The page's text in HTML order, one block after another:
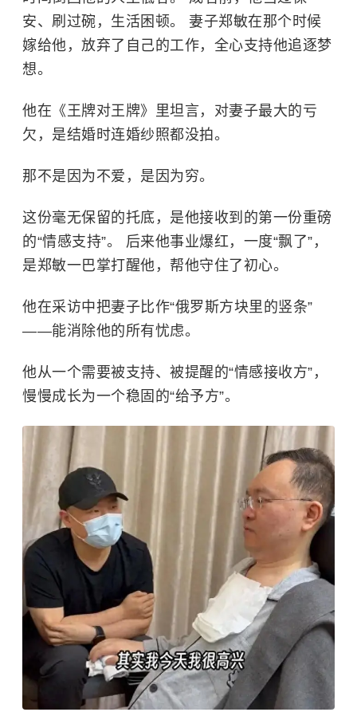
安、刷过碗，生活困顿。 妻子郑敏在那个时候
嫁给他，放弃了自己的工作，全心支持他追逐梦
想。
他在《王牌对王牌》里坦言，对妻子最大的亏
欠，是结婚时连婚纱照都没拍。
那不是因为不爱，是因为穷。
这份毫无保留的托底，是他接收到的第一份重磅
的“情感支持”。 后来他事业爆红，一度“飘了”，
是郑敏一巴掌打醒他，帮他守住了初心。
他在采访中把妻子比作“俄罗斯方块里的竖条”
——能消除他的所有忧虑。
他从一个需要被支持、被提醒的“情感接收方”，
慢慢成长为一个稳固的“给予方”。